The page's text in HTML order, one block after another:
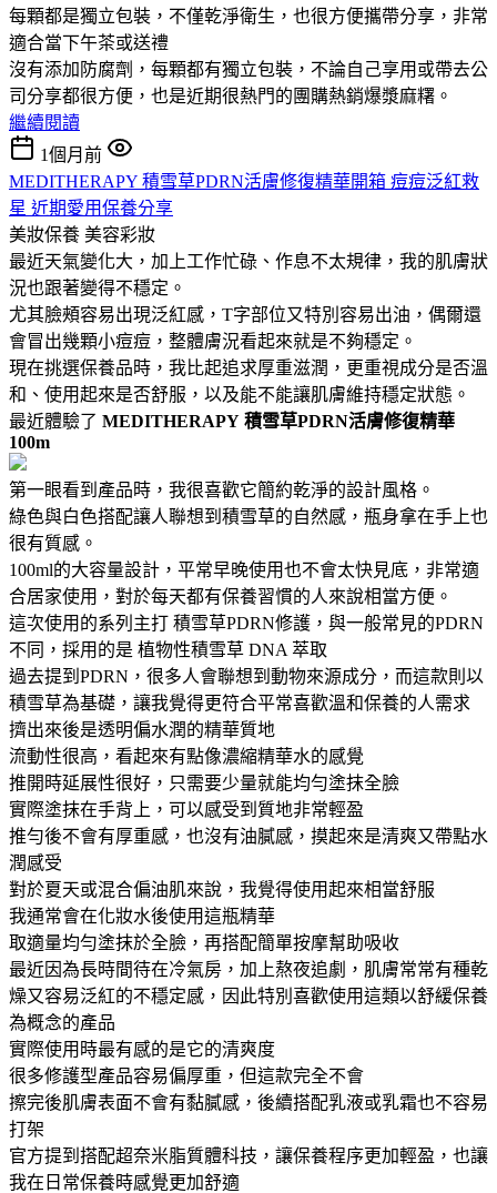
每顆都是獨立包裝，不僅乾淨衛生，也很方便攜帶分享，非常
適合當下午茶或送禮
沒有添加防腐劑，每顆都有獨立包裝，不論自己享用或帶去公
司分享都很方便，也是近期很熱門的團購熱銷爆漿麻糬。
繼續閱讀
1個月前
MEDITHERAPY 積雪草PDRN活膚修復精華開箱 痘痘泛紅救
星 近期愛用保養分享
美妝保養 美容彩妝
最近天氣變化大，加上工作忙碌、作息不太規律，我的肌膚狀
況也跟著變得不穩定。
尤其臉頰容易出現泛紅感，T字部位又特別容易出油，偶爾還
會冒出幾顆小痘痘，整體膚況看起來就是不夠穩定。
現在挑選保養品時，我比起追求厚重滋潤，更重視成分是否溫
和、使用起來是否舒服，以及能不能讓肌膚維持穩定狀態。
最近體驗了 MEDITHERAPY 積雪草PDRN活膚修復精華
100m
第一眼看到產品時，我很喜歡它簡約乾淨的設計風格。
綠色與白色搭配讓人聯想到積雪草的自然感，瓶身拿在手上也
很有質感。
100ml的大容量設計，平常早晚使用也不會太快見底，非常適
合居家使用，對於每天都有保養習慣的人來說相當方便。
這次使用的系列主打 積雪草PDRN修護，與一般常見的PDRN
不同，採用的是 植物性積雪草 DNA 萃取
過去提到PDRN，很多人會聯想到動物來源成分，而這款則以
積雪草為基礎，讓我覺得更符合平常喜歡溫和保養的人需求
擠出來後是透明偏水潤的精華質地
流動性很高，看起來有點像濃縮精華水的感覺
推開時延展性很好，只需要少量就能均勻塗抹全臉
實際塗抹在手背上，可以感受到質地非常輕盈
推勻後不會有厚重感，也沒有油膩感，摸起來是清爽又帶點水
潤感受
對於夏天或混合偏油肌來說，我覺得使用起來相當舒服
我通常會在化妝水後使用這瓶精華
取適量均勻塗抹於全臉，再搭配簡單按摩幫助吸收
最近因為長時間待在冷氣房，加上熬夜追劇，肌膚常常有種乾
燥又容易泛紅的不穩定感，因此特別喜歡使用這類以舒緩保養
為概念的產品
實際使用時最有感的是它的清爽度
很多修護型產品容易偏厚重，但這款完全不會
擦完後肌膚表面不會有黏膩感，後續搭配乳液或乳霜也不容易
打架
官方提到搭配超奈米脂質體科技，讓保養程序更加輕盈，也讓
我在日常保養時感覺更加舒適